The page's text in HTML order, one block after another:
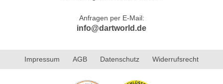
Anfragen per E-Mail:
info@dartworld.de
Impressum AGB Datenschutz Widerrufsrecht